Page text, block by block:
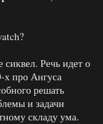
Речь идет о
х про Ангуса
решать
и задачи
складу ума.